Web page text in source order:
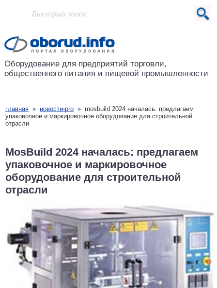
Проект основан в 2001 году
Оборудование для предприятий торговли,
общественного питания и пищевой промышленности
главная » новости-pro » mosbuild 2024 началась: предлагаем
упаковочное и маркировочное оборудование для строительной
отрасли
MosBuild 2024 началась: предлагаем
упаковочное и маркировочное
оборудование для строительной
отрасли